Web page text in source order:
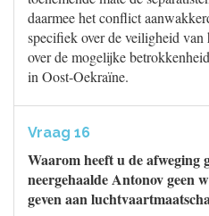
daarmee het conflict
specifiek over de veiligheid
over de mogelijke
in Oost-Oekraïne.
Vraag 16
Waarom heeft u de afweging
neergehaalde Antonov geen
geven aan